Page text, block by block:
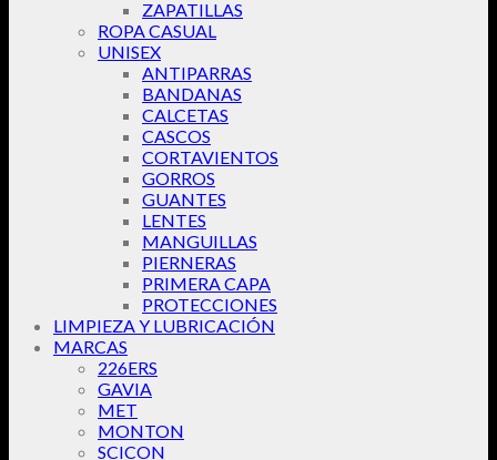
ZAPATILLAS
ROPA CASUAL
UNISEX
ANTIPARRAS
BANDANAS
CALCETAS
CASCOS
CORTAVIENTOS
GORROS
GUANTES
LENTES
MANGUILLAS
PIERNERAS
PRIMERA CAPA
PROTECCIONES
LIMPIEZA Y LUBRICACIÓN
MARCAS
226ERS
GAVIA
MET
MONTON
SCICON